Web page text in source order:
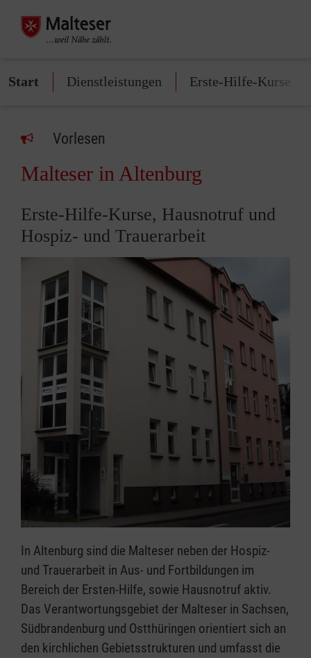
Start Dienstleistungen Erste-Hilfe-Kurse
Vorlesen
Malteser in Altenburg
Erste-Hilfe-Kurse, Hausnotruf und
Hospiz- und Trauerarbeit
In Altenburg sind die Malteser neben der Hospiz-
und Trauerarbeit in Aus- und Fortbildungen im
Bereich der Ersten-Hilfe, sowie Hausnotruf aktiv.
Das Verantwortungsgebiet der Malteser in Sachsen,
Südbrandenburg und Ostthüringen orientiert sich an
den kirchlichen Gebietsstrukturen und umfasst die